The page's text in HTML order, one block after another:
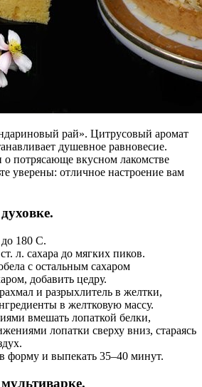
рай». Цитрусовый аромат
душевное равновесие.
о потрясающе вкусном лакомстве
уверены: отличное настроение вам
до 180 С.
л. сахара до мягких пиков.
с остальным сахаром
добавить цедру.
и разрыхлитель в желтки,
в желтковую массу.
вмешать лопаткой белки,
лопатки сверху вниз, стараясь
форму и выпекать 35–40 минут.